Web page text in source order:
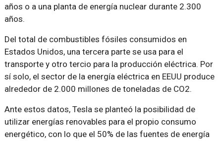
años o a una planta de energía nuclear durante 2.300
años.
Del total de combustibles fósiles consumidos en
Estados Unidos, una tercera parte se usa para el
transporte y otro tercio para la producción eléctrica. Por
sí solo, el sector de la energía eléctrica en EEUU produce
alrededor de 2.000 millones de toneladas de CO2.
Ante estos datos, Tesla se planteó la posibilidad de
utilizar energías renovables para el propio consumo
energético, con lo que el 50% de las fuentes de energía